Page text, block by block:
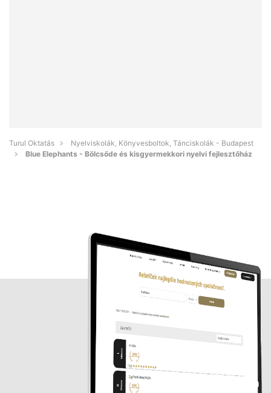
Turul Oktatás
Nyelviskolák, Könyvesboltok, Tánciskolák - Budapest
Blue Elephants - Bölcsőde és kisgyermekkori nyelvi fejlesztőház